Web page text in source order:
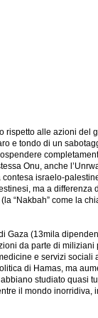
alle azioni del
e tondo di un
Onu, anche
israelo-
ma a differenza
“Nakbah” come la
Gaza (13mila
da parte di miliziani
e servizi
di Hamas, ma
studiato quasi
il mondo